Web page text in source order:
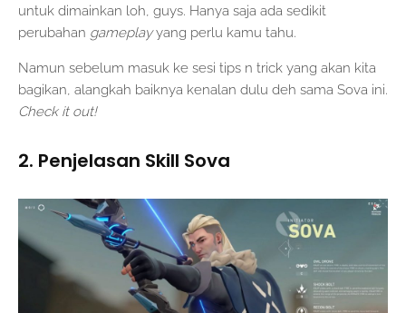
untuk dimainkan loh, guys. Hanya saja ada sedikit
perubahan gameplayyang perlu kamu tahu.
Namun sebelum masuk ke sesi tips n trick yang akan kita
bagikan, alangkah baiknya kenalan dulu deh sama Sova ini.
Check it out!
2. Penjelasan Skill Sova